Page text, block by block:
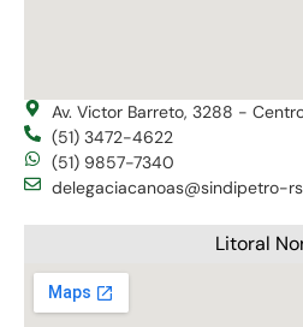
Av. Victor Barreto, 3288 -
(51) 3472-4622
(51) 9857-7340
delegaciacanoas@sindipetro-
Litoral